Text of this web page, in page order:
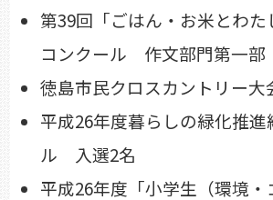
第39回「ごはん・お米とわ
コンクール 作文部門第一
徳島市民クロスカントリー
平成26年度暮らしの緑化推進
ル 入選2名
平成26年度「小学生（環境